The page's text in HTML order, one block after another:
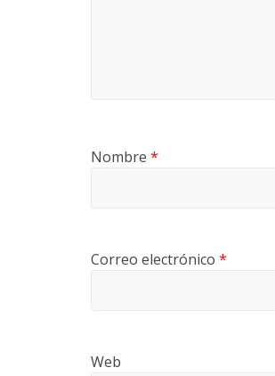
Nombre *
Correo electrónico *
Web